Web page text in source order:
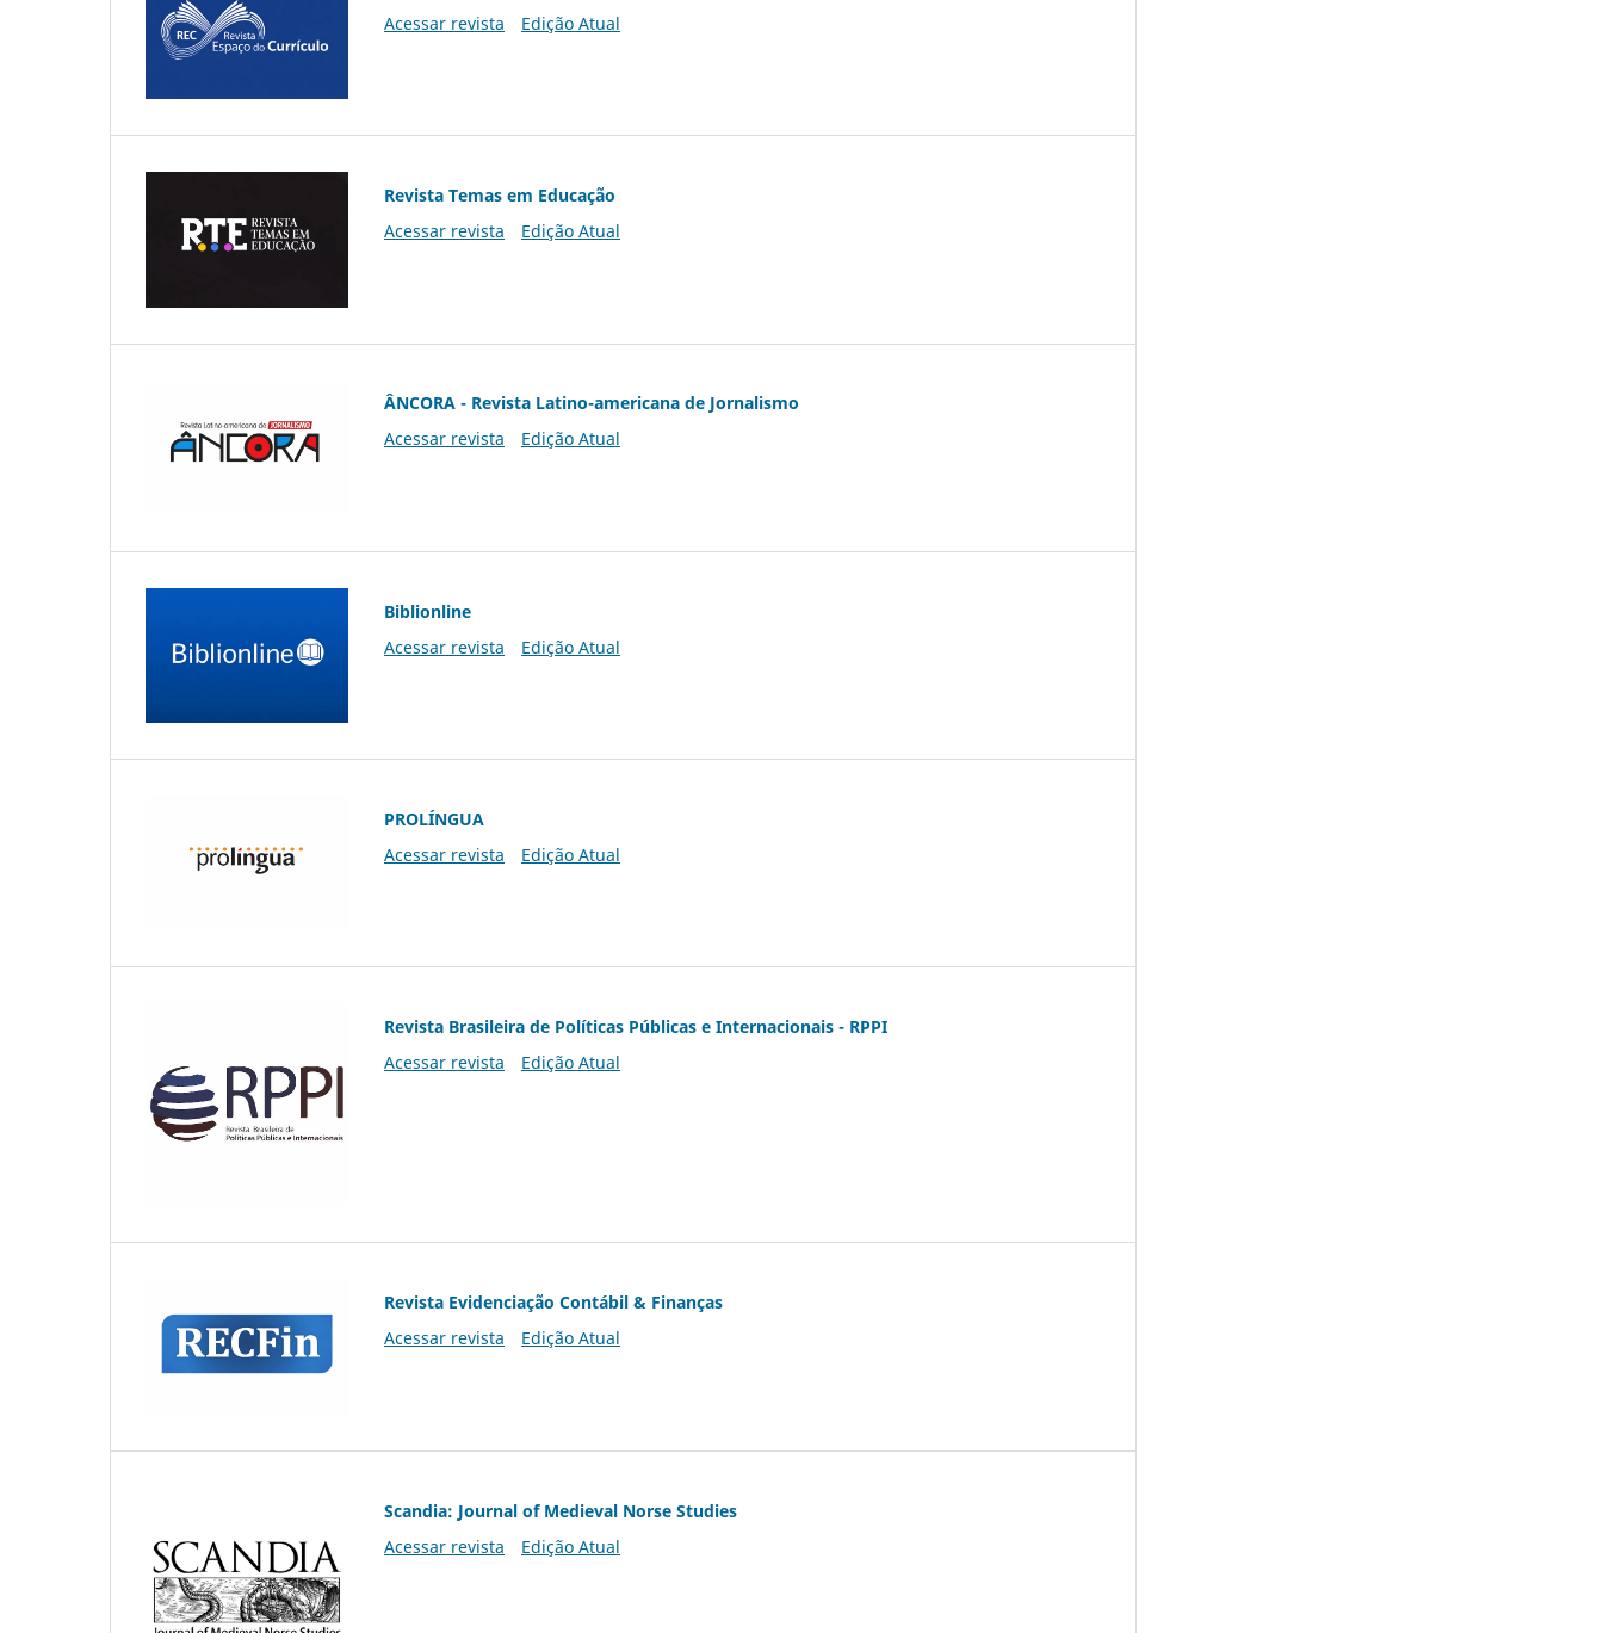
Acessar revista
Edição Atual
Revista Temas em Educação
Acessar revista
Edição Atual
ÂNCORA - Revista Latino-americana de Jornalismo
Acessar revista
Edição Atual
Biblionline
Acessar revista
Edição Atual
PROLÍNGUA
Acessar revista
Edição Atual
Revista Brasileira de Políticas Públicas e Internacionais - RPPI
Acessar revista
Edição Atual
Revista Evidenciação Contábil & Finanças
Acessar revista
Edição Atual
Scandia: Journal of Medieval Norse Studies
Acessar revista
Edição Atual